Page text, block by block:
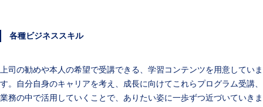
各種ビジネススキル
上司の勧めや本人の希望で受講できる、学習コンテンツを用意していま
す。自分自身のキャリアを考え、成長に向けてこれらプログラム受講、
業務の中で活用していくことで、ありたい姿に一歩ずつ近づいていきま